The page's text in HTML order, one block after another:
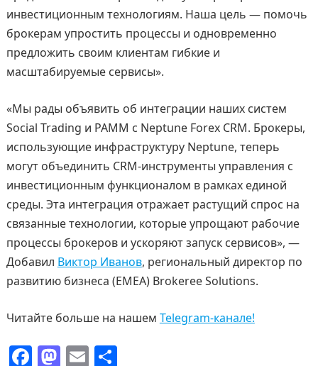
инвестиционным технологиям. Наша цель — помочь
брокерам упростить процессы и одновременно
предложить своим клиентам гибкие и
масштабируемые сервисы».
«Мы рады объявить об интеграции наших систем
Social Trading и PAMM с Neptune Forex CRM. Брокеры,
использующие инфраструктуру Neptune, теперь
могут объединить CRM-инструменты управления с
инвестиционным функционалом в рамках единой
среды. Эта интеграция отражает растущий спрос на
связанные технологии, которые упрощают рабочие
процессы брокеров и ускоряют запуск сервисов», —
Добавил Виктор Иванов, региональный директор по
развитию бизнеса (EMEA) Brokeree Solutions.
Читайте больше на нашем Telegram-канале!
F M E О